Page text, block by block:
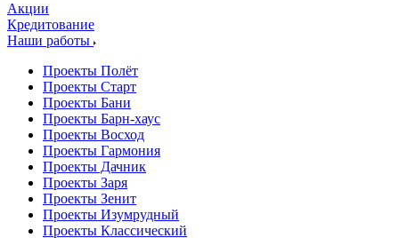
Акции
Кредитование
Наши работы
Проекты Полёт
Проекты Старт
Проекты Бани
Проекты Барн-хаус
Проекты Восход
Проекты Гармония
Проекты Дачник
Проекты Заря
Проекты Зенит
Проекты Изумрудный
Проекты Классический